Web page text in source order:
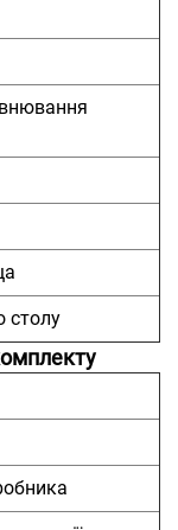
столу